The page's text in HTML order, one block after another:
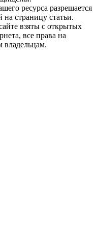
ресурса разрешается
на страницу статьи.
взяты с открытых
все права на
владельцам.